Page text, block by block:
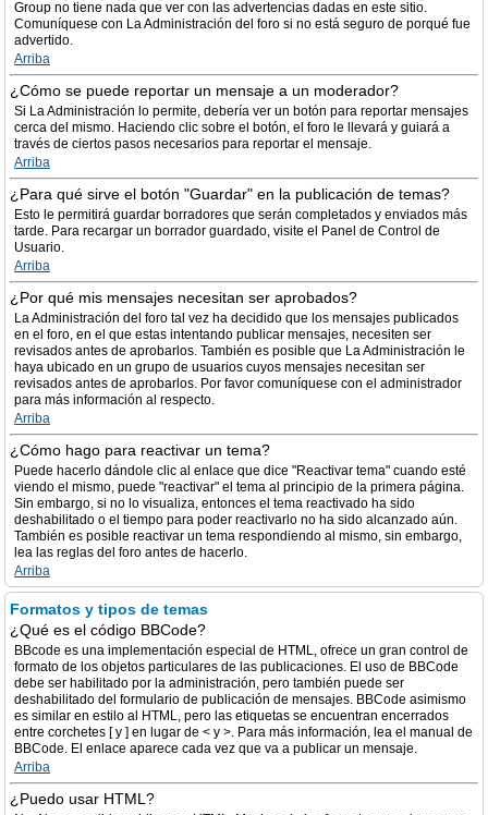
Group no tiene nada que ver con las advertencias dadas en este sitio.
Comuníquese con La Administración del foro si no está seguro de porqué fue
advertido.
Arriba
¿Cómo se puede reportar un mensaje a un moderador?
Si La Administración lo permite, debería ver un botón para reportar mensajes
cerca del mismo. Haciendo clic sobre el botón, el foro le llevará y guiará a
través de ciertos pasos necesarios para reportar el mensaje.
Arriba
¿Para qué sirve el botón "Guardar" en la publicación de temas?
Esto le permitirá guardar borradores que serán completados y enviados más
tarde. Para recargar un borrador guardado, visite el Panel de Control de
Usuario.
Arriba
¿Por qué mis mensajes necesitan ser aprobados?
La Administración del foro tal vez ha decidido que los mensajes publicados
en el foro, en el que estas intentando publicar mensajes, necesiten ser
revisados antes de aprobarlos. También es posible que La Administración le
haya ubicado en un grupo de usuarios cuyos mensajes necesitan ser
revisados antes de aprobarlos. Por favor comuníquese con el administrador
para más información al respecto.
Arriba
¿Cómo hago para reactivar un tema?
Puede hacerlo dándole clic al enlace que dice "Reactivar tema" cuando esté
viendo el mismo, puede "reactivar" el tema al principio de la primera página.
Sin embargo, si no lo visualiza, entonces el tema reactivado ha sido
deshabilitado o el tiempo para poder reactivarlo no ha sido alcanzado aún.
También es posible reactivar un tema respondiendo al mismo, sin embargo,
lea las reglas del foro antes de hacerlo.
Arriba
Formatos y tipos de temas
¿Qué es el código BBCode?
BBcode es una implementación especial de HTML, ofrece un gran control de
formato de los objetos particulares de las publicaciones. El uso de BBCode
debe ser habilitado por la administración, pero también puede ser
deshabilitado del formulario de publicación de mensajes. BBCode asimismo
es similar en estilo al HTML, pero las etiquetas se encuentran encerrados
entre corchetes [ y ] en lugar de < y >. Para más información, lea el manual de
BBCode. El enlace aparece cada vez que va a publicar un mensaje.
Arriba
¿Puedo usar HTML?